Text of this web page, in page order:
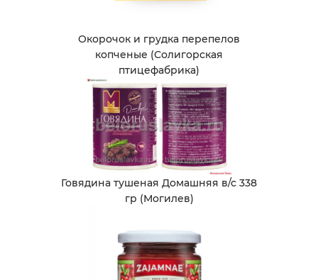
Окорочок и грудка перепелов
копченые (Солигорская
птицефабрика)
Говядина тушеная Домашняя в/с 338
гр (Могилев)